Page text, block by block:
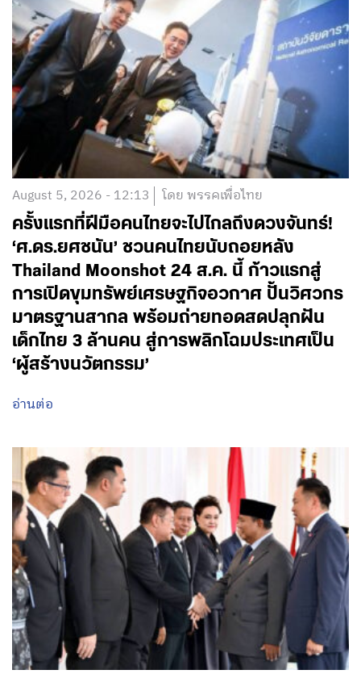
August 5, 2026 - 12:13 โดย พรรคเพื่อไทย
ครั้งแรกที่ฝีมือคนไทยจะไปไกลถึงดวงจันทร์!
‘ศ.ดร.ยศชนัน’ ชวนคนไทยนับถอยหลัง
Thailand Moonshot 24 ส.ค. นี้ ก้าวแรกสู่
การเปิดขุมทรัพย์เศรษฐกิจอวกาศ ปั้นวิศวกร
มาตรฐานสากล พร้อมถ่ายทอดสดปลุกฝัน
เด็กไทย 3 ล้านคน สู่การพลิกโฉมประเทศเป็น
‘ผู้สร้างนวัตกรรม’
อ่านต่อ